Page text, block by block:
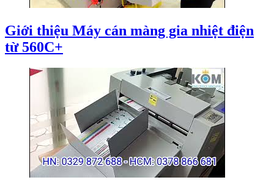
Giới thiệu Máy cán màng gia nhiệt điện
từ 560C+